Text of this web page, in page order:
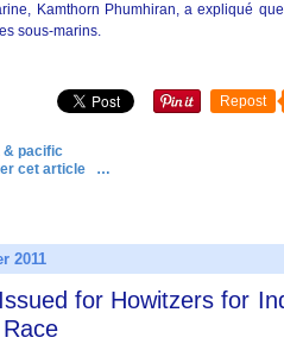
Kamthorn Phumhiran, a expliqué
sous-marins.
Repost
& pacific
cet article
…
2011
for Howitzers for